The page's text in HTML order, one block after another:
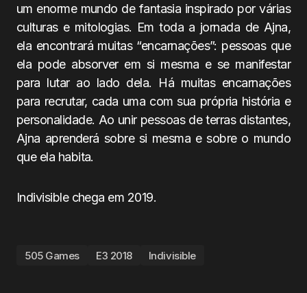
um enorme mundo de fantasia inspirado por várias
culturas e mitologias. Em toda a jornada de Ajna,
ela encontrará muitas “encarnações”: pessoas que
ela pode absorver em si mesma e se manifestar
para lutar ao lado dela. Há muitas encarnações
para recrutar, cada uma com sua própria história e
personalidade. Ao unir pessoas de terras distantes,
Ajna aprenderá sobre si mesma e sobre o mundo
que ela habita.
Indivisible chega em 2019.
505 Games E3 2018 Indivisible